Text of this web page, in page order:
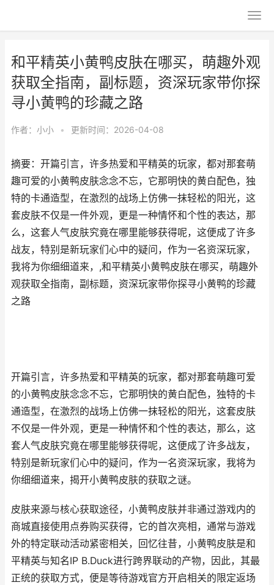
和平精英小黄鸭皮肤在哪买，萌趣外观
获取全指南，副标题，资深玩家带你探
寻小黄鸭的珍藏之路
作者： 小小 • 更新时间：2026-04-08
摘要：开篇引言，许多热爱和平精英的玩家，都对那套萌
趣可爱的小黄鸭皮肤念念不忘，它那明快的黄白配色，独
特的卡通造型，在激烈的战场上仿佛一抹轻松的阳光，这
套皮肤不仅是一件外观，更是一种情怀和个性的表达，那
么，这套人气皮肤究竟在哪里能够获得呢，这便成了许多
战友，特别是新玩家们心中的疑问，作为一名资深玩家，
我将为你细细道来，,和平精英小黄鸭皮肤在哪买，萌趣外
观获取全指南，副标题，资深玩家带你探寻小黄鸭的珍藏
之路
开篇引言，许多热爱和平精英的玩家，都对那套萌趣可爱
的小黄鸭皮肤念念不忘，它那明快的黄白配色，独特的卡
通造型，在激烈的战场上仿佛一抹轻松的阳光，这套皮肤
不仅是一件外观，更是一种情怀和个性的表达，那么，这
套人气皮肤究竟在哪里能够获得呢，这便成了许多战友，
特别是新玩家们心中的疑问，作为一名资深玩家，我将为
你细细道来，揭开小黄鸭皮肤的获取之谜。
皮肤来源与核心获取途径，小黄鸭皮肤并非通过游戏内的
商城直接使用点券购买获得，它的首次亮相，通常与游戏
外的特定联动活动紧密相关，回忆往昔，小黄鸭皮肤是和
平精英与知名IP B.Duck进行跨界联动的产物，因此，其最
正统的获取方式，便是等待游戏官方开启相关的限定返场